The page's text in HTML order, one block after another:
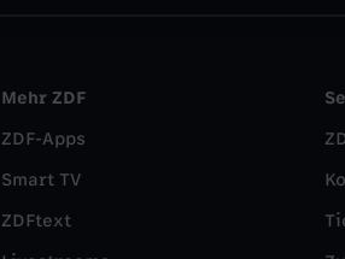
Mehr ZDF
ZDF-Apps
Smart TV
ZDFtext